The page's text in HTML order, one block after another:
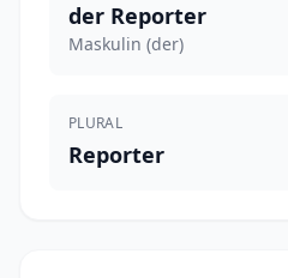
der Reporter
Maskulin (der)
PLURAL
Reporter